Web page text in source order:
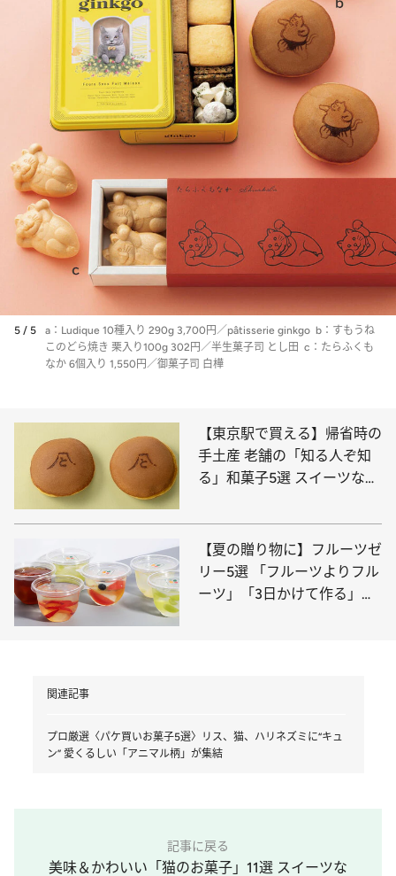
5 / 5
a：Ludique 10種入り 290g 3,700円／pâtisserie ginkgo b：すもうね
このどら焼き 栗入り100g 302円／半生菓子司 とし田 c：たらふくも
なか 6個入り 1,550円／御菓子司 白樺
【東京駅で買える】帰省時の
手土産 老舗の「知る人ぞ知
る」和菓子5選 スイーツなか
【夏の贈り物に】フルーツゼ
リー5選 「フルーツよりフル
ーツ」「3日かけて作る」ス
関連記事
プロ厳選〈パケ買いお菓子5選〉リス、猫、ハリネズミに“キュ
ン” 愛くるしい「アニマル柄」が集結
記事に戻る
美味＆かわいい「猫のお菓子」11選 スイーツな